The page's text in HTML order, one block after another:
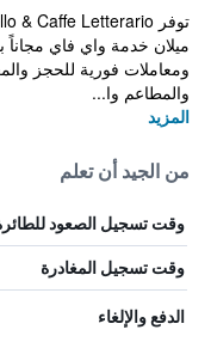
ميلان خدمة واي فاي مجاناً
ومعاملات فورية للحجز
والمطاعم وا...
المزيد
من الجيد أن تعلم
وقت تسجيل الصعود
وقت تسجيل المغادرة
الدفع والإلغاء